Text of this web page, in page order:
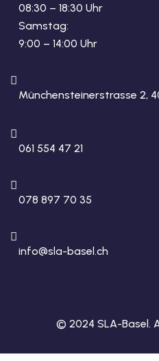
08:30 – 18:30 Uhr
Samstag:
9:00 – 14:00 Uhr
Münchensteinerstrasse 2,
061 554 47 21
078 897 70 35
info@sla-basel.ch
© 2024 SLA-Basel.